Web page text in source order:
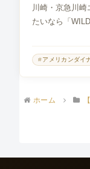
川崎・京急川
たいなら「
ナーのような雰
アメリカンダイ
ホーム